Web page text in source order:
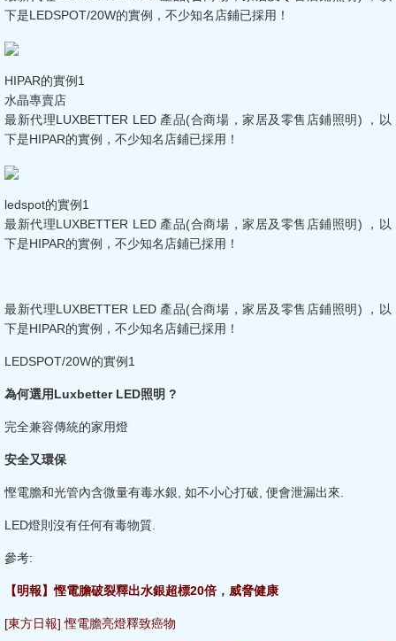
下是LEDSPOT/20W的實例，不少知名店鋪已採用！
HIPAR的實例1
水晶專賣店
最新代理LUXBETTER LED 產品(合商場，家居及零售店鋪照明) ，以
下是HIPAR的實例，不少知名店鋪已採用！
ledspot的實例1
最新代理LUXBETTER LED 產品(合商場，家居及零售店鋪照明) ，以
下是HIPAR的實例，不少知名店鋪已採用！
最新代理LUXBETTER LED 產品(合商場，家居及零售店鋪照明) ，以
下是HIPAR的實例，不少知名店鋪已採用！
LEDSPOT/20W的實例1
為何選用Luxbetter LED照明 ?
完全兼容傳統的家用燈
安全又環保
慳電膽和光管內含微量有毒水銀, 如不小心打破, 便會泄漏出來.
LED燈則沒有任何有毒物質.
參考:
【明報】慳電膽破裂釋出水銀超標20倍， 威脅健康
[東方日報] 慳電膽亮燈釋致癌物